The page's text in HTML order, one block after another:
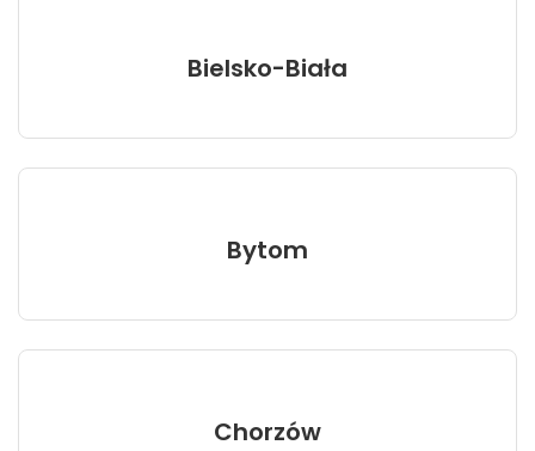
Bielsko-Biała
Bytom
Chorzów